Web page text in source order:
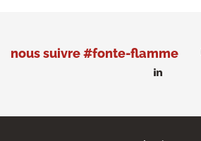
nous suivre #fonte-flamme